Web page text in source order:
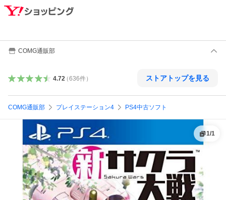
COMG通販部
4.72（636件） ストアトップを見る
COMG通販部 プレイステーション4 PS4中古ソフト
1/1